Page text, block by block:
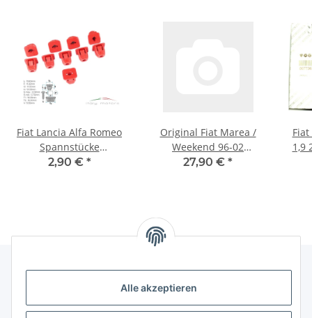
Alle akzeptieren
Fiat Lancia Alfa Romeo
Spannstücke
Spreizdübel Rot
2,90 € *
Original Fiat Marea /
Weekend 96-02
Türfangband vorne -
27,90 € *
1,9